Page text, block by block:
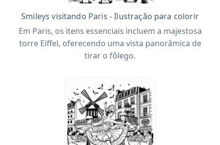
Smileys visitando Paris - Ilustração para colorir
Em Paris, os itens essenciais incluem a majestosa
torre Eiffel, oferecendo uma vista panorâmica de
tirar o fôlego.